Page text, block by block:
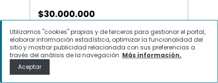
$30.000.000
Casa en Arriendo, Llanogrande,
Rionegro
Utilizamos "cookies" propias y de terceros para gestionar el portal,
elaborar información estadística, optimizar la funcionalidad del
sitio y mostrar publicidad relacionada con sus preferencias a
través del análisis de la navegación. Más información.
Aceptar